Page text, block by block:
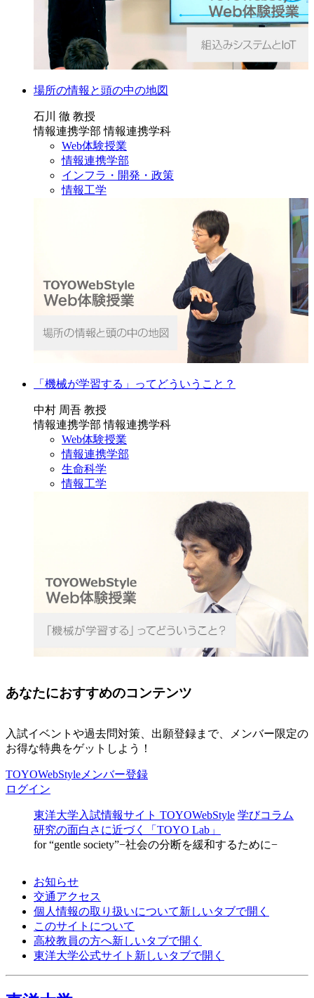
場所の情報と頭の中の地図
石川 徹 教授
情報連携学部 情報連携学科
Web体験授業
情報連携学部
インフラ・開発・政策
情報工学
「機械が学習する」ってどういうこと？
中村 周吾 教授
情報連携学部 情報連携学科
Web体験授業
情報連携学部
生命科学
情報工学
あなたにおすすめのコンテンツ
入試イベントや過去問対策、出願登録まで、メンバー限定の
お得な特典をゲットしよう！
TOYOWebStyleメンバー登録
ログイン
東洋大学入試情報サイト TOYOWebStyle 学びコラム
研究の面白さに近づく「TOYO Lab」
for “gentle society”−社会の分断を緩和するために−
お知らせ
交通アクセス
個人情報の取り扱いについて新しいタブで開く
このサイトについて
高校教員の方へ新しいタブで開く
東洋大学公式サイト 新しいタブで開く